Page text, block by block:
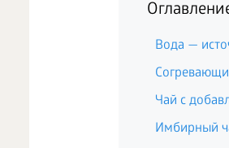
Вода —
Чай с
Имбирный